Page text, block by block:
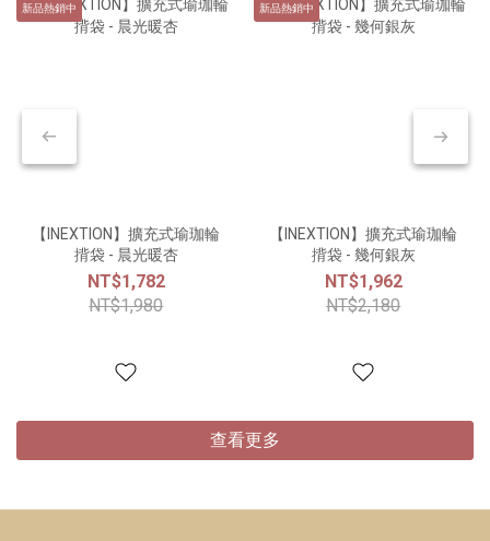
新品熱銷中
【INEXTION】擴充式瑜珈輪
揹袋 - 晨光暖杏
NT$1,782
NT$1,980
新品熱銷中
【INEXTION】擴充式瑜珈輪
揹袋 - 幾何銀灰
NT$1,962
NT$2,180
查看更多